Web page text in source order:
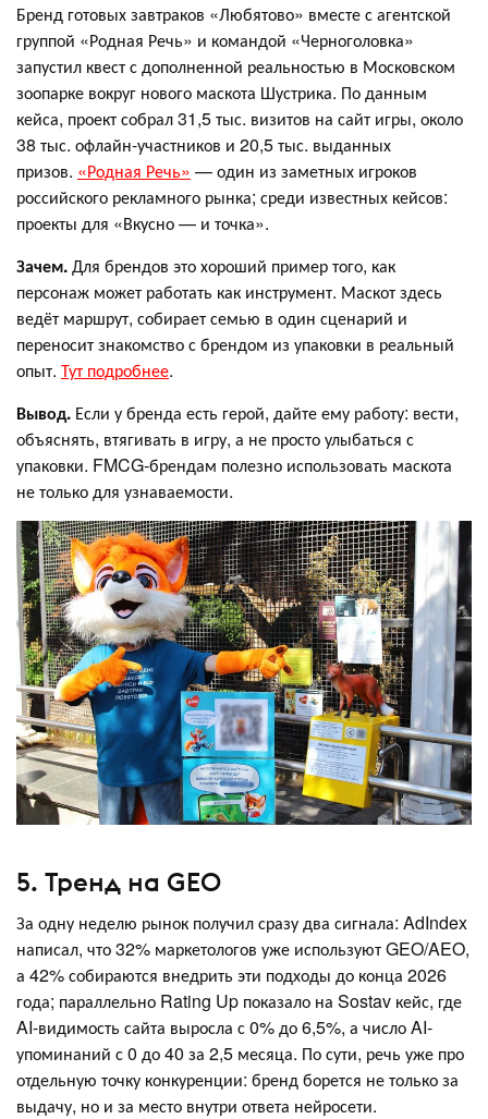
Бренд готовых завтраков «Любятово» вместе с агентской
группой «Родная Речь» и командой «Черноголовка»
запустил квест с дополненной реальностью в Московском
зоопарке вокруг нового маскота Шустрика. По данным
кейса, проект собрал 31,5 тыс. визитов на сайт игры, около
38 тыс. офлайн-участников и 20,5 тыс. выданных
призов. «Родная Речь» — один из заметных игроков
российского рекламного рынка; среди известных кейсов:
проекты для «Вкусно — и точка».
Зачем.Для брендов это хороший пример того, как
персонаж может работать как инструмент. Маскот здесь
ведёт маршрут, собирает семью в один сценарий и
переносит знакомство с брендом из упаковки в реальный
опыт. Тут подробнее.
Вывод. Если у бренда есть герой, дайте ему работу: вести,
объяснять, втягивать в игру, а не просто улыбаться с
упаковки. FMCG-брендам полезно использовать маскота
не только для узнаваемости.
5. Тренд на GEO
За одну неделю рынок получил сразу два сигнала: AdIndex
написал, что 32% маркетологов уже используют GEO/AEO,
а 42% собираются внедрить эти подходы до конца 2026
года; параллельно Rating Up показало на Sostav кейс, где
AI-видимость сайта выросла с 0% до 6,5%, а число AI-
упоминаний с 0 до 40 за 2,5 месяца. По сути, речь уже про
отдельную точку конкуренции: бренд борется не только за
выдачу, но и за место внутри ответа нейросети.